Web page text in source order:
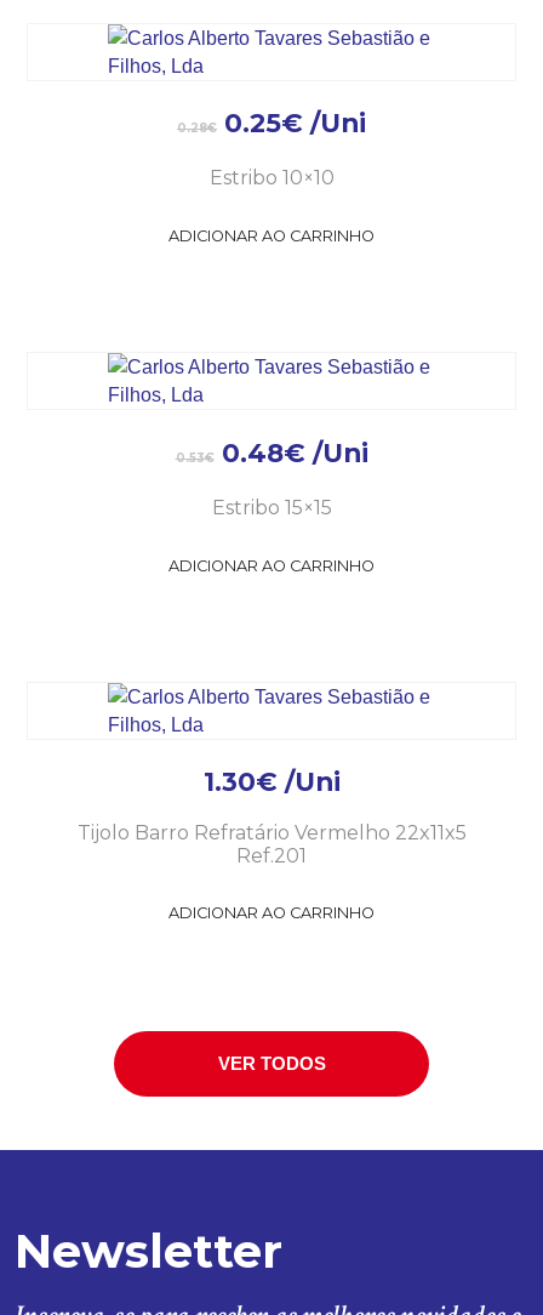
0.28€ 0.25€ /Uni
Estribo 10×10
ADICIONAR AO CARRINHO
0.53€ 0.48€ /Uni
Estribo 15×15
ADICIONAR AO CARRINHO
1.30€ /Uni
Tijolo Barro Refratário Vermelho 22x11x5
Ref.201
ADICIONAR AO CARRINHO
VER TODOS
Newsletter